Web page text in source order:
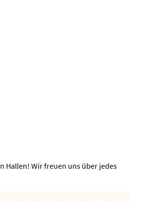
Hallen! Wir freuen uns über jedes